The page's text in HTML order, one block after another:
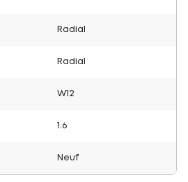
Radial
Radial
W12
1.6
Neuf